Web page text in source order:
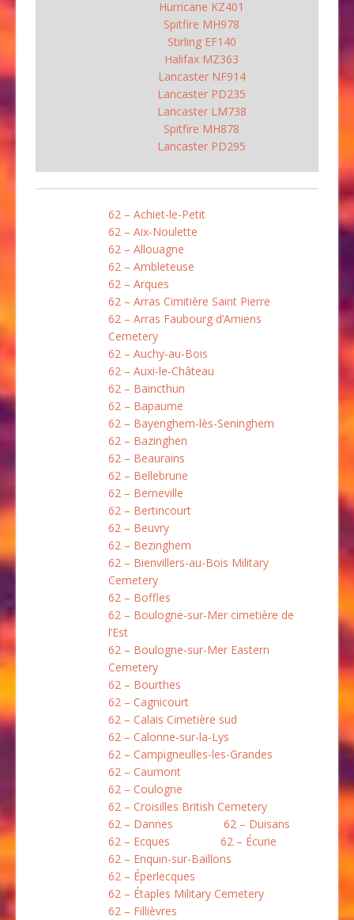
Hurricane KZ401
Spitfire MH978
Stirling EF140
Halifax MZ363
Lancaster NF914
Lancaster PD235
Lancaster LM738
Spitfire MH878
Lancaster PD295
62 – Achiet-le-Petit
62 – Aix-Noulette
62 – Allouagne
62 – Ambleteuse
62 – Arques
62 – Arras Cimitière Saint Pierre
62 – Arras Faubourg d’Amiens
Cemetery
62 – Auchy-au-Bois
62 – Auxi-le-Château
62 – Baincthun
62 – Bapaume
62 – Bayenghem-lès-Seninghem
62 – Bazinghen
62 – Beaurains
62 – Bellebrune
62 – Berneville
62 – Bertincourt
62 – Beuvry
62 – Bezinghem
62 – Bienvillers-au-Bois Military
Cemetery
62 – Boffles
62 – Boulogne-sur-Mer cimetière de
l’Est
62 – Boulogne-sur-Mer Eastern
Cemetery
62 – Bourthes
62 – Cagnicourt
62 – Calais Cimetière sud
62 – Calonne-sur-la-Lys
62 – Campigneulles-les-Grandes
62 – Caumont
62 – Coulogne
62 – Croisilles British Cemetery
62 – Dannes
62 – Duisans
62 – Ecques
62 – Écurie
62 – Enquin-sur-Baillons
62 – Éperlecques
62 – Étaples Military Cemetery
62 – Fillièvres